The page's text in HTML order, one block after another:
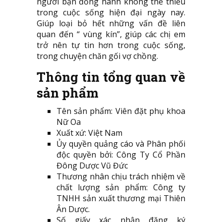
trong cuộc sống hiện đại ngày nay.
Giúp loại bỏ hết những vấn đề liên
quan đến “ vùng kín”, giúp các chị em
trở nên tự tin hơn trong cuộc sống,
trong chuyện chăn gối vợ chồng.
Thông tin tổng quan về
sản phẩm
Tên sản phẩm: Viên đặt phụ khoa
Nữ Oa
Xuất xứ: Việt Nam
Ủy quyền quảng cáo và Phân phối
độc quyền bởi: Công Ty Cổ Phần
Đông Dược Vũ Đức
Thương nhân chịu trách nhiệm về
chất lượng sản phẩm: Công ty
TNHH sản xuất thương mại Thiên
Ân Dược.